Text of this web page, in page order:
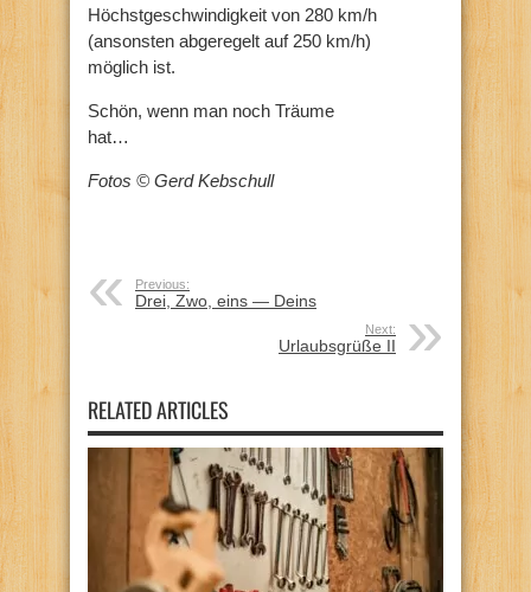
Höchstgeschwindigkeit von 280 km/h
(ansonsten abgeregelt auf 250 km/h)
möglich ist.
Schön, wenn man noch Träume
hat…
Fotos © Gerd Kebschull
Previous:
Drei, Zwo, eins — Deins
Next:
Urlaubsgrüße II
RELATED ARTICLES